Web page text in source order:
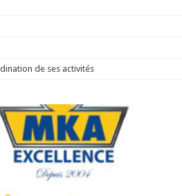
de ses activités